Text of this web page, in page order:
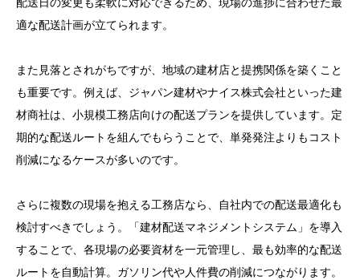
配送日の変更も柔軟に対応できるため、現場の進捗に合わせた最
適な配送計画が立てられます。
また見落とされがちですが、地域の建材店と提携関係を築くこと
も重要です。例えば、ジャパン建材やナイス株式会社といった建
材商社は、小規模工務店向けの配送プランを提供しています。定
期的な配送ルートを組んでもらうことで、単発発注よりもコスト
削減になるケースが多いのです。
さらに複数の現場を抱える工務店なら、自社内での配送最適化も
検討すべきでしょう。「建材配送マネジメントシステム」を導入
することで、各現場の必要資材を一元管理し、最も効率的な配送
ルートを自動計算。ガソリン代や人件費の削減につながります。